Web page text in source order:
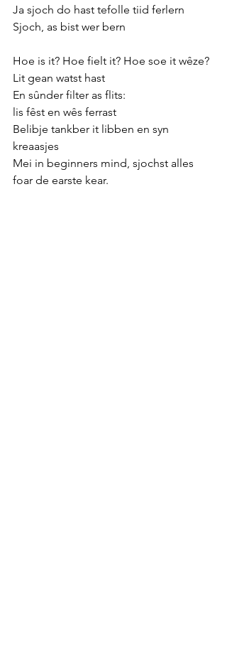
Ja sjoch do hast tefolle tiid ferlern
Sjoch, as bist wer bern
Hoe is it? Hoe fielt it? Hoe soe it wêze?
Lit gean watst hast
En sûnder filter as flits:
lis fêst en wês ferrast
Belibje tankber it libben en syn
kreaasjes
Mei in beginners mind, sjochst alles
foar de earste kear.